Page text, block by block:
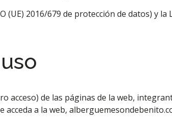
2016/679 de protección de datos) y la
acceso) de las páginas de la web,
a la web,